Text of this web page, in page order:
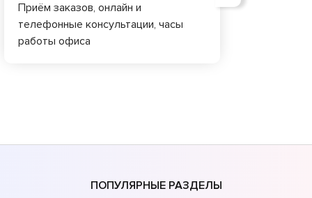
Приём заказов, онлайн и
телефонные консультации, часы
работы офиса
ПОПУЛЯРНЫЕ РАЗДЕЛЫ